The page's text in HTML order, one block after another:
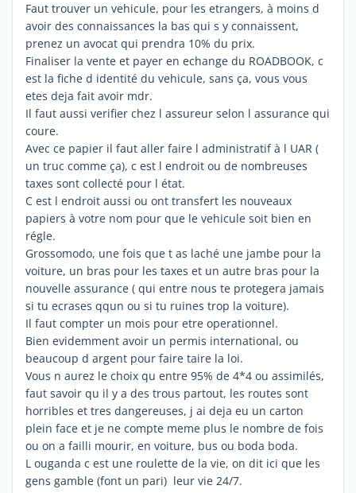
Faut trouver un vehicule, pour les etrangers, à moins d
avoir des connaissances la bas qui s y connaissent,
prenez un avocat qui prendra 10% du prix.
Finaliser la vente et payer en echange du ROADBOOK, c
est la fiche d identité du vehicule, sans ça, vous vous
etes deja fait avoir mdr.
Il faut aussi verifier chez l assureur selon l assurance qui
coure.
Avec ce papier il faut aller faire l administratif à l UAR (
un truc comme ça), c est l endroit ou de nombreuses
taxes sont collecté pour l état.
C est l endroit aussi ou ont transfert les nouveaux
papiers à votre nom pour que le vehicule soit bien en
régle.
Grossomodo, une fois que t as laché une jambe pour la
voiture, un bras pour les taxes et un autre bras pour la
nouvelle assurance ( qui entre nous te protegera jamais
si tu ecrases qqun ou si tu ruines trop la voiture).
Il faut compter un mois pour etre operationnel.
Bien evidemment avoir un permis international, ou
beaucoup d argent pour faire taire la loi.
Vous n aurez le choix qu entre 95% de 4*4 ou assimilés,
faut savoir qu il y a des trous partout, les routes sont
horribles et tres dangereuses, j ai deja eu un carton
plein face et je ne compte meme plus le nombre de fois
ou on a failli mourir, en voiture, bus ou boda boda.
L ouganda c est une roulette de la vie, on dit ici que les
gens gamble (font un pari) leur vie 24/7.